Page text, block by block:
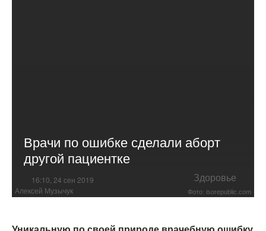
Врачи по ошибке сделали аборт
другой пациентке
16:10, 24 сен 2019 Здоровье
Алексей Музычук Фото: isorepublic.com